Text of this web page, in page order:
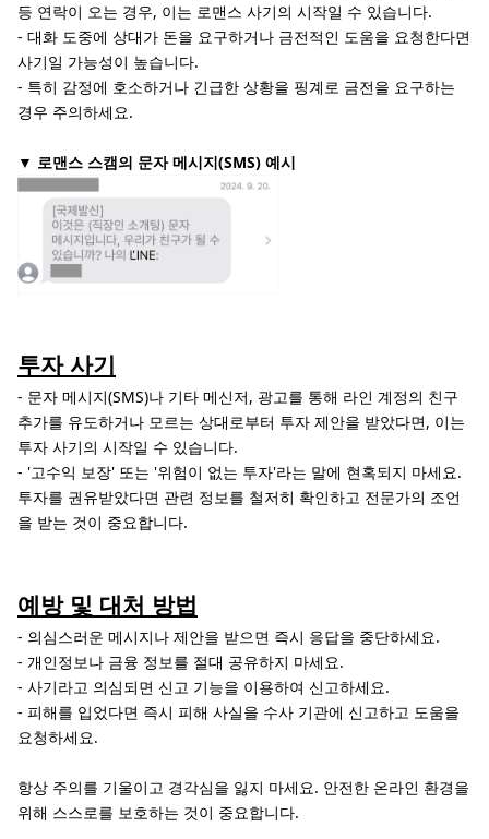
등 연락이 오는 경우, 이는 로맨스 사기의 시작일 수 있습니다.
- 대화 도중에 상대가 돈을 요구하거나 금전적인 도움을 요청한다면
사기일 가능성이 높습니다.
- 특히 감정에 호소하거나 긴급한 상황을 핑계로 금전을 요구하는
경우 주의하세요.
▼ 로맨스 스캠의 문자 메시지(SMS) 예시
투자 사기
- 문자 메시지(SMS)나 기타 메신저, 광고를 통해 라인 계정의 친구
추가를 유도하거나 모르는 상대로부터 투자 제안을 받았다면, 이는
투자 사기의 시작일 수 있습니다.
- '고수익 보장' 또는 '위험이 없는 투자'라는 말에 현혹되지 마세요.
투자를 권유받았다면 관련 정보를 철저히 확인하고 전문가의 조언
을 받는 것이 중요합니다.
예방 및 대처 방법
- 의심스러운 메시지나 제안을 받으면 즉시 응답을 중단하세요.
- 개인정보나 금융 정보를 절대 공유하지 마세요.
- 사기라고 의심되면 신고 기능을 이용하여 신고하세요.
- 피해를 입었다면 즉시 피해 사실을 수사 기관에 신고하고 도움을
요청하세요.
항상 주의를 기울이고 경각심을 잃지 마세요. 안전한 온라인 환경을
위해 스스로를 보호하는 것이 중요합니다.